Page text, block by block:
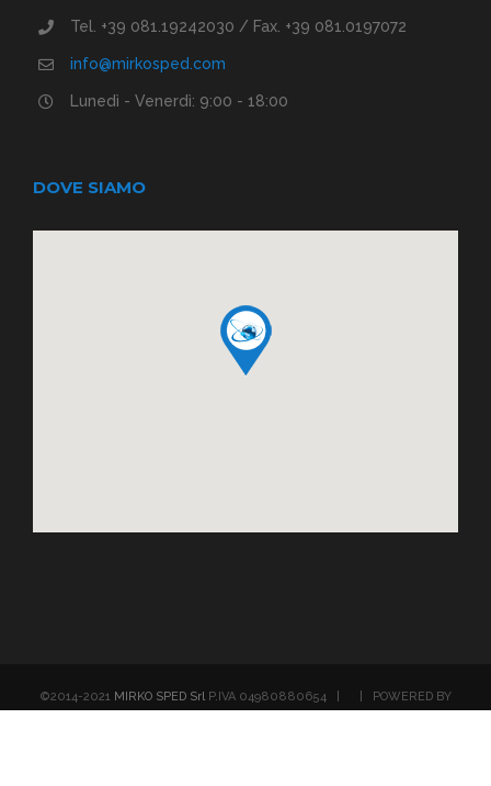
Tel. +39 081.19242030 / Fax. +39 081.0197072
info@mirkosped.com
Lunedì - Venerdì: 9:00 - 18:00
DOVE SIAMO
©2014-2021 MIRKO SPED SrlP.IVA 04980880654 | | POWERED BY